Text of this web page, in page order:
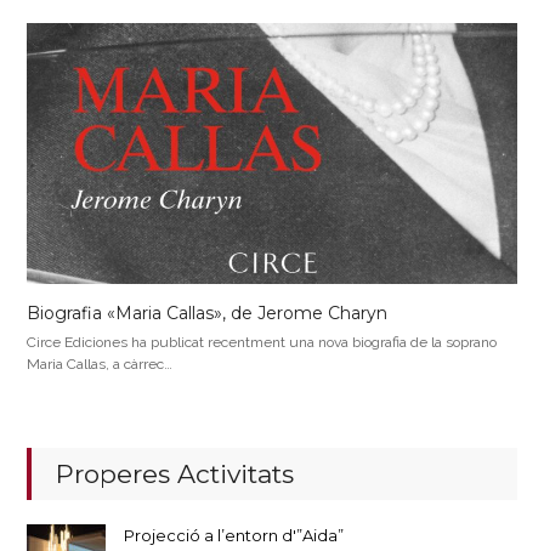
Biografia «Maria Callas», de Jerome Charyn
Circe Ediciones ha publicat recentment una nova biografia de la soprano
Maria Callas, a càrrec…
Properes Activitats
Projecció a l’entorn d'”Aida”